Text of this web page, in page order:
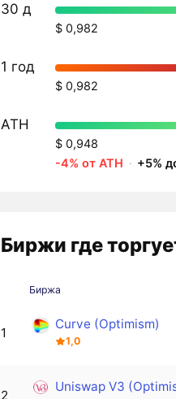
30 д
$ 0,982
1 год
$ 0,982
ATH
$ 0,948
-4% от ATH · +5%
Биржи где
Биржа
1
Curve (Optimism)
1,0
2
Uniswap V3